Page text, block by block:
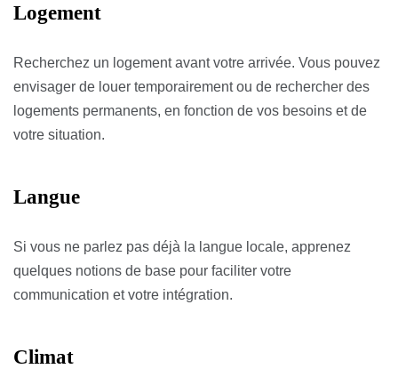
Logement
Recherchez un logement avant votre arrivée. Vous pouvez
envisager de louer temporairement ou de rechercher des
logements permanents, en fonction de vos besoins et de
votre situation.
Langue
Si vous ne parlez pas déjà la langue locale, apprenez
quelques notions de base pour faciliter votre
communication et votre intégration.
Climat